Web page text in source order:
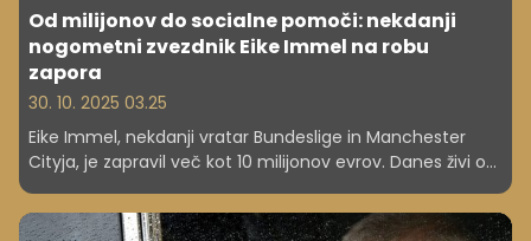
Od milijonov do socialne pomoči: nekdanji
nogometni zvezdnik Eike Immel na robu
zapora
30. 10. 2025 03.25
Eike Immel, nekdanji vratar Bundeslige in Manchester
Cityja, je zapravil več kot 10 milijonov evrov. Danes živi od
goljufije.